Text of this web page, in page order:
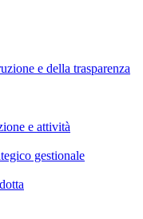
e della trasparenza
e attività
gestionale